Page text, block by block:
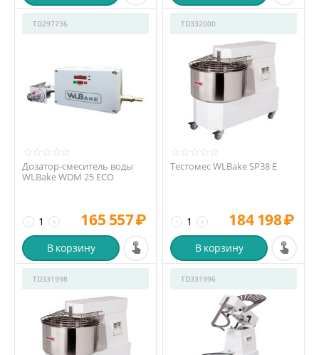
TD297736
Дозатор-смеситель воды
WLBake WDM 25 ECO
+
− 165 557₽
В корзину
TD332000
Тестомес WLBake SP38 E
+
− 184 198₽
В корзину
TD331998 TD331996